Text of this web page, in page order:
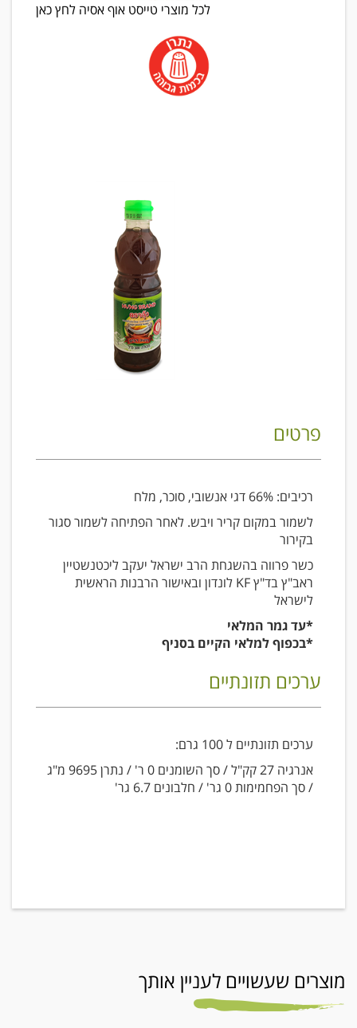
לכל מוצרי טייסט אוף אסיה לחץ כאן
פרטים
רכיבים: 66% דגי אנשובי, סוכר, מלח
לשמור במקום קריר ויבש. לאחר הפתיחה לשמור סגור
בקירור
כשר פרווה בהשגחת הרב ישראל יעקב ליכטנשטיין
ראב"ץ בד"ץ KF לונדון ובאישור הרבנות הראשית
לישראל
*עד גמר המלאי
*בכפוף למלאי הקיים בסניף
ערכים תזונתיים
ערכים תזונתיים ל 100 גרם:
אנרגיה 27 קק"ל / סך השומנים 0 ר' / נתרן 9695 מ"ג
/ סך הפחמימות 0 גר' / חלבונים 6.7 גר'
מוצרים שעשויים לעניין אותך